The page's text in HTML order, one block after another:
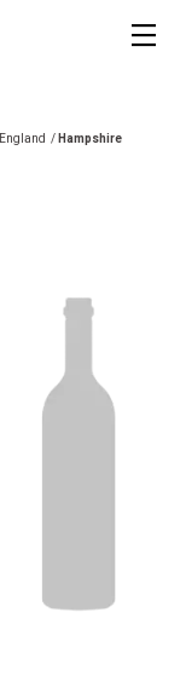
England / Hampshire